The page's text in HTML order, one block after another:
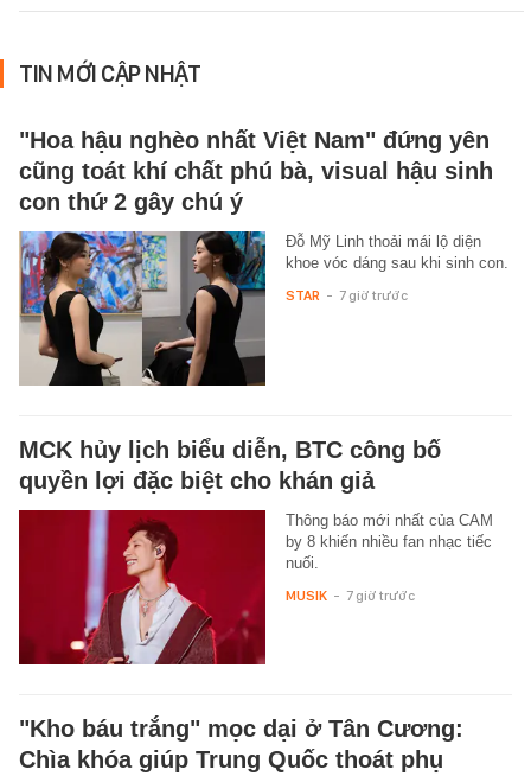
TIN MỚI CẬP NHẬT
"Hoa hậu nghèo nhất Việt Nam" đứng yên
cũng toát khí chất phú bà, visual hậu sinh
con thứ 2 gây chú ý
Đỗ Mỹ Linh thoải mái lộ diện
khoe vóc dáng sau khi sinh con.
STAR - 7 giờ trước
MCK hủy lịch biểu diễn, BTC công bố
quyền lợi đặc biệt cho khán giả
Thông báo mới nhất của CAM
by 8 khiến nhiều fan nhạc tiếc
nuối.
MUSIK - 7 giờ trước
"Kho báu trắng" mọc dại ở Tân Cương:
Chìa khóa giúp Trung Quốc thoát phụ